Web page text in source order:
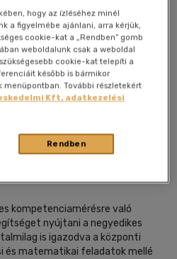
kompetenciamérésre való
nyújtani a negyedikes
is igazodva a központi
és matematikai feladatok mellé
hogy az ízléséhez minél
a figyelmébe ajánlani, arra kérjük,
cookie-kat a „Rendben” gomb
weboldalunk csak a weboldal
cookie-kat telepíti a
később is bármikor
menüpontban. További részletekért
Kft. adatkezelési
Rendben